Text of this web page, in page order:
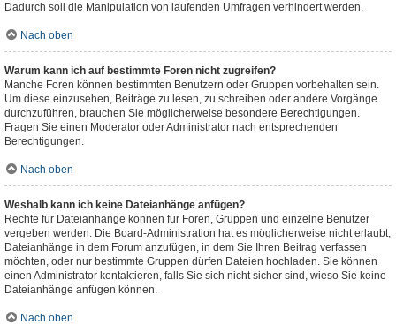
Dadurch soll die Manipulation von laufenden Umfragen verhindert werden.
Nach oben
Warum kann ich auf bestimmte Foren nicht zugreifen?
Manche Foren können bestimmten Benutzern oder Gruppen vorbehalten sein.
Um diese einzusehen, Beiträge zu lesen, zu schreiben oder andere Vorgänge
durchzuführen, brauchen Sie möglicherweise besondere Berechtigungen.
Fragen Sie einen Moderator oder Administrator nach entsprechenden
Berechtigungen.
Nach oben
Weshalb kann ich keine Dateianhänge anfügen?
Rechte für Dateianhänge können für Foren, Gruppen und einzelne Benutzer
vergeben werden. Die Board-Administration hat es möglicherweise nicht erlaubt,
Dateianhänge in dem Forum anzufügen, in dem Sie Ihren Beitrag verfassen
möchten, oder nur bestimmte Gruppen dürfen Dateien hochladen. Sie können
einen Administrator kontaktieren, falls Sie sich nicht sicher sind, wieso Sie keine
Dateianhänge anfügen können.
Nach oben